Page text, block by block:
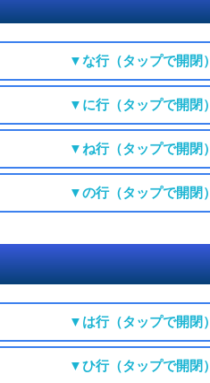
▼な行（タップで開閉）
▼に行（タップで開閉）
▼ね行（タップで開閉）
▼の行（タップで開閉）
▼は行（タップで開閉）
▼ひ行（タップで開閉）